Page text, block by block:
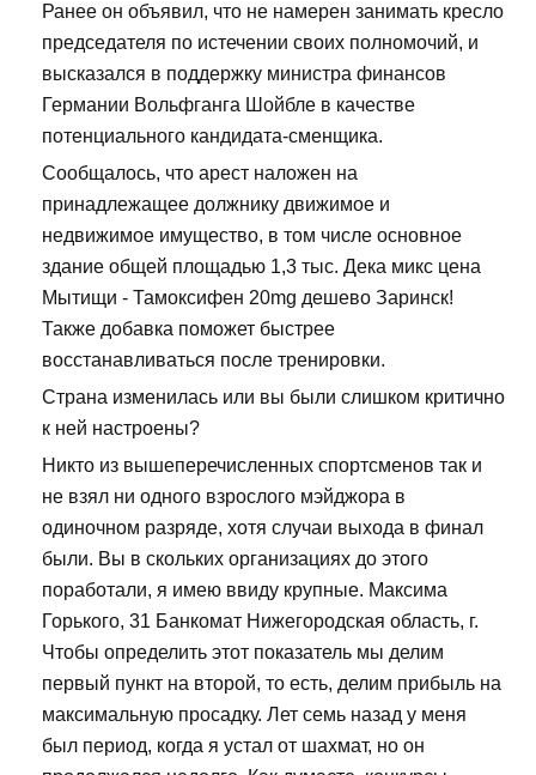
Ранее он объявил, что не намерен занимать кресло
председателя по истечении своих полномочий, и
высказался в поддержку министра финансов
Германии Вольфганга Шойбле в качестве
потенциального кандидата-сменщика.
Сообщалось, что арест наложен на
принадлежащее должнику движимое и
недвижимое имущество, в том числе основное
здание общей площадью 1,3 тыс. Дека микс цена
Мытищи - Тамоксифен 20mg дешево Заринск!
Также добавка поможет быстрее
восстанавливаться после тренировки.
Страна изменилась или вы были слишком критично
к ней настроены?
Никто из вышеперечисленных спортсменов так и
не взял ни одного взрослого мэйджора в
одиночном разряде, хотя случаи выхода в финал
были. Вы в скольких организациях до этого
поработали, я имею ввиду крупные. Максима
Горького, 31 Банкомат Нижегородская область, г.
Чтобы определить этот показатель мы делим
первый пункт на второй, то есть, делим прибыль на
максимальную просадку. Лет семь назад у меня
был период, когда я устал от шахмат, но он